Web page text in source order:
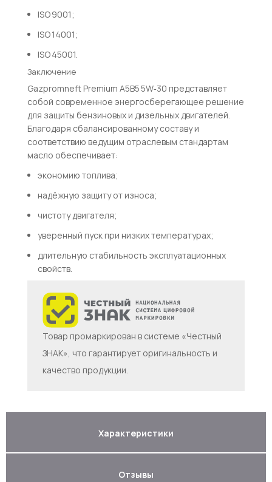
ISO 9001;
ISO 14001;
ISO 45001.
Заключение
Gazpromneft Premium A5B5 5W‑30 представляет
собой современное энергосберегающее решение
для защиты бензиновых и дизельных двигателей.
Благодаря сбалансированному составу и
соответствию ведущим отраслевым стандартам
масло обеспечивает:
экономию топлива;
надёжную защиту от износа;
чистоту двигателя;
уверенный пуск при низких температурах;
длительную стабильность эксплуатационных
свойств.
Товар промаркирован в системе «Честный
ЗНАК», что гарантирует оригинальность и
качество продукции.
Характеристики
Отзывы